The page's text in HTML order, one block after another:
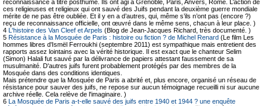
reconnaissance à titre posthume. Ils ont agi à Grenoble, Paris, Anvers, Rome. L’action de
ces religieuses et religieux qui ont sauvé des Juifs pendant la deuxième guerre mondiale
mérite de ne pas être oubliée. Et il y en a d’autres, qui, même s’ils n’ont pas (encore ?)
reçu de reconnaissance officielle, ont œuvré dans le même sens, chacun à leur place. )
4 L'histoire des Van Cleef et Arpels (Blog de Jean-Jacques Richard, très documenté. )
5 Résistance à la Mosquée de Paris : histoire ou fiction ? de Michel Renard (Le film Les
hommes libres d'Ismël Ferroukhi (septembre 2011) est sympathique mais entretient des
rapports assez lointains avec la vérité historique. Il est exact que le chanteur Selim
(Simon) Halali fut sauvé par la délivrance de papiers attestant faussement de sa
musulmanité. D'autres juifs furent probablement protégés par des membres de la
Mosquée dans des conditions identiques.
Mais prétendre que la Mosquée de Paris a abrité et, plus encore, organisé un réseau de
résistance pour sauver des juifs, ne repose sur aucun témoignage recueilli ni sur aucune
archive réelle. Cela relève de l'imaginaire. )
6 La Mosquée de Paris a-t-elle sauvé des juifs entre 1940 et 1944 ? une enquête